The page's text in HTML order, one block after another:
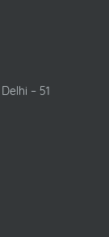
– 51